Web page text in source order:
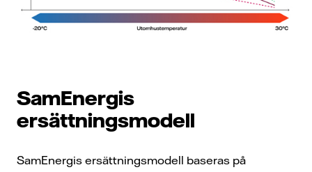
SamEnergis
ersättningsmodell
SamEnergis ersättningsmodell baseras på